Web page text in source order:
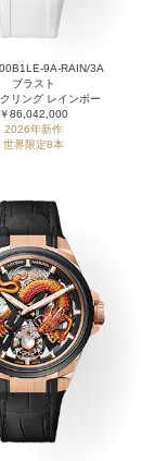
9A-RAIN/3A
ブラスト
リング レインボー
￥86,042,000
2026年新作
世界限定8本